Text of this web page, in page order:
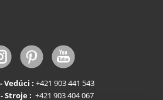
Vedúci : +421 903 441 543
Stroje : +421 903 404 067